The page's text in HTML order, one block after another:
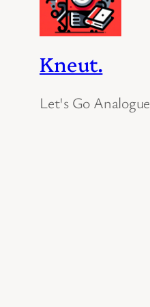
Kneut.
Let's Go Analogue